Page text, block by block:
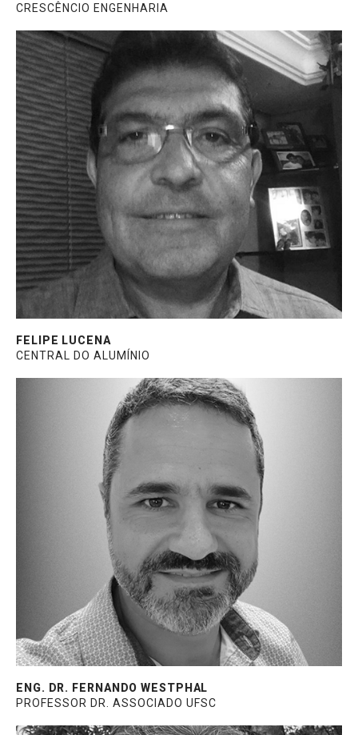
CRESCÊNCIO ENGENHARIA
Diretor na Central do Alumínio, fabricante
de esquadrias e fachadas. Centenas de
obras executadas no Brasil e no exterior.
Participante do consórcio para a execução
da fachada da obra Yachthouse (81
pavimentos) em Santa Catarina. Graduado
em Economia.
FELIPE LUCENA
CENTRAL DO ALUMÍNIO
Engenheiro civil, professor e pesquisador no
Departamento de Arquitetura e Urbanismo
da Universidade Federal de Santa Catarina
(UFSC), consultor técnico da Abividro e
palestrante em eventos do setor, com
ênfase em eficiência energética.
ENG. DR. FERNANDO WESTPHAL
PROFESSOR DR. ASSOCIADO UFSC